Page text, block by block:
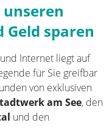
unseren
sparen
Internet liegt auf
für Sie greifbar
von exklusiven
am See, den
und den